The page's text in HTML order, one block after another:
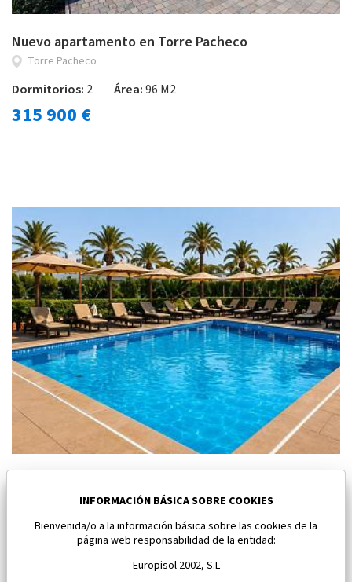
Nuevo apartamento en Torre Pacheco
Torre Pacheco
Dormitorios: 2 Área:96 M2
315 900 €
Los Alcazares
Dormitorios:2 Área:59 M2
163 000 €
INFORMACIÓN BÁSICA SOBRE COOKIES
Bienvenida/o a la información básica sobre las cookies de la
página web responsabilidad de la entidad:
Europisol 2002, S.L